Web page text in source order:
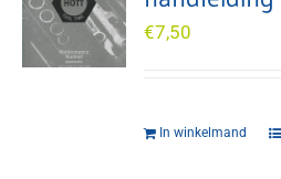
€7,50
In winkelmand